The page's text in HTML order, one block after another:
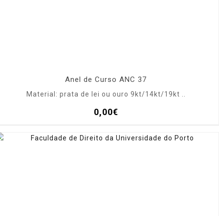
Anel de Curso ANC 37
Material: prata de lei ou ouro 9kt/14kt/19kt ..
0,00€